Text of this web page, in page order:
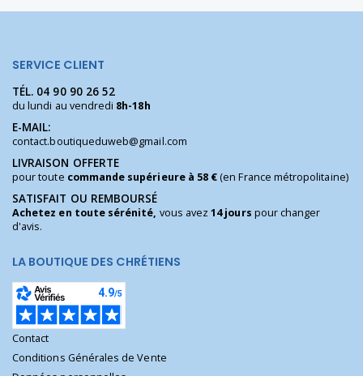
SERVICE CLIENT
TÉL. 04 90 90 26 52
du lundi au vendredi 8h-18h
E-MAIL:
contact.boutiqueduweb@gmail.com
LIVRAISON OFFERTE
pour toute commande supérieure à 58 €(en France métropolitaine)
SATISFAIT OU REMBOURSÉ
Achetez en toute sérénité, vous avez14 jours pour changer
d'avis.
LA BOUTIQUE DES CHRÉTIENS
Contact
Conditions Générales de Vente